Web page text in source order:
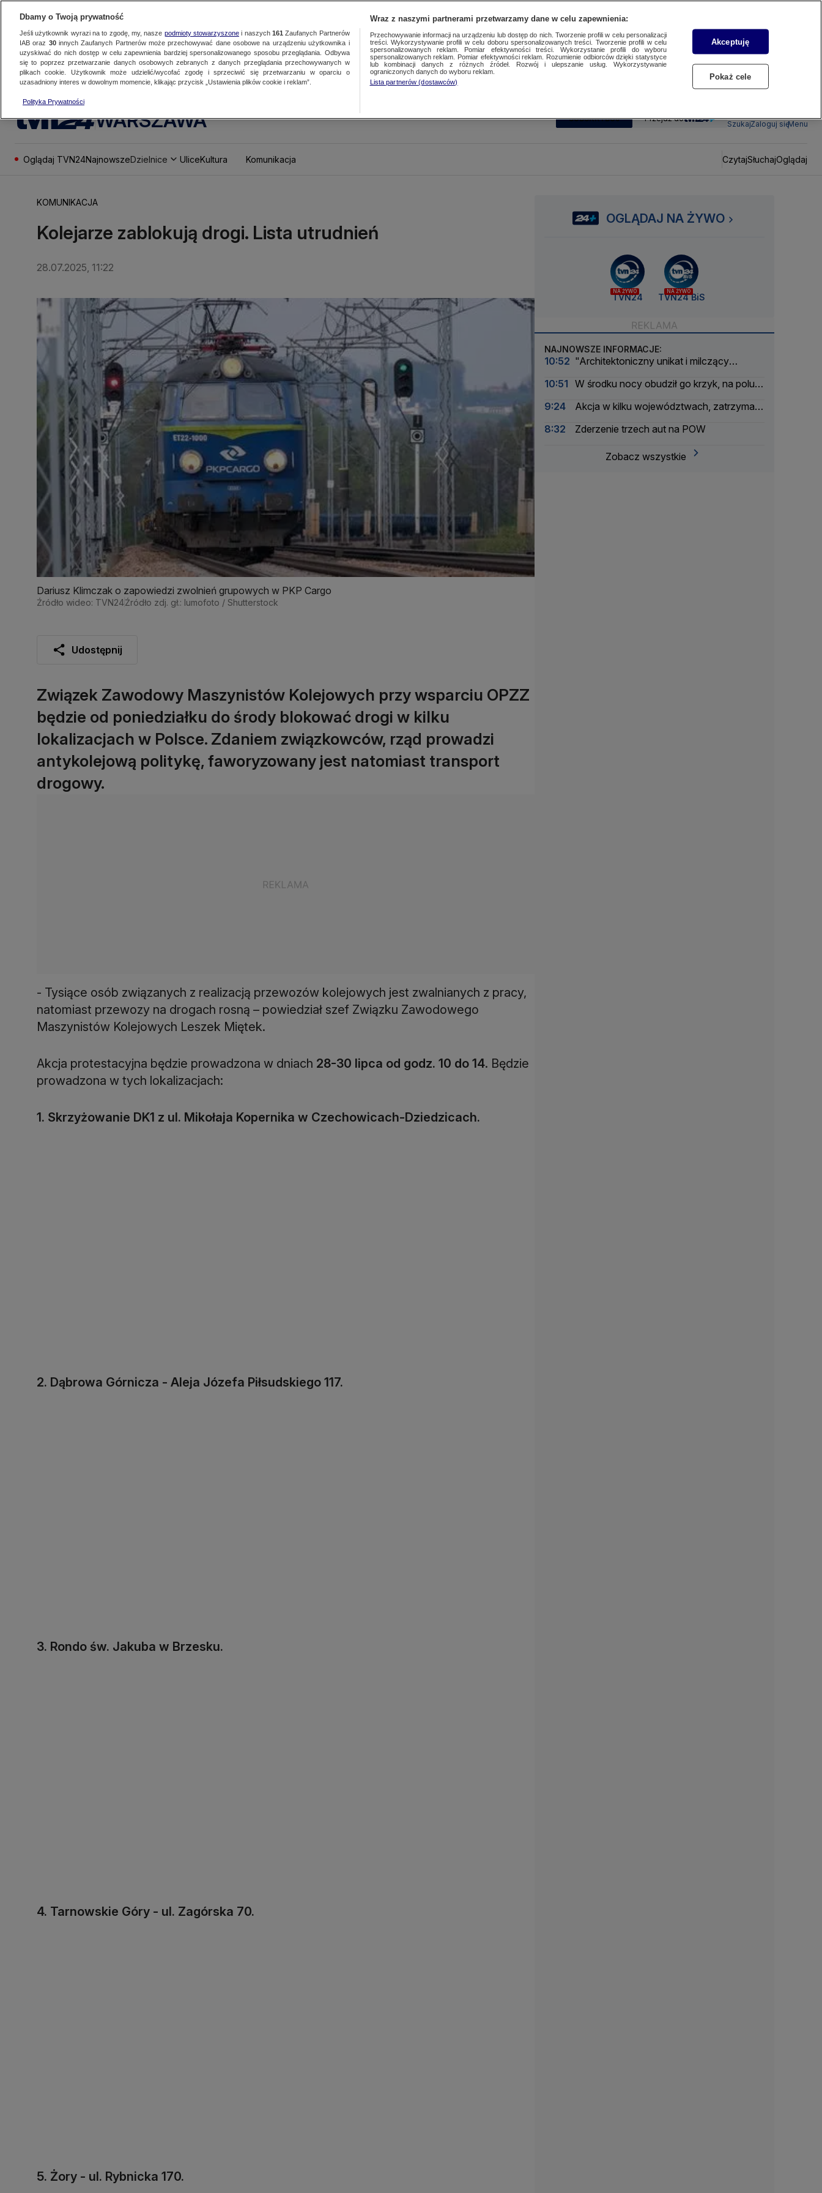
WARSZAWA SUBSKRYBUJ Przejdź do
SzukajZaloguj sięMenu
Oglądaj TVN24NajnowszeDzielnice UliceKultura Komunikacja CzytajSłuchajOglądaj
KOMUNIKACJA
Kolejarze zablokują drogi. Lista utrudnień
28.07.2025, 11:22
Dariusz Klimczak o zapowiedzi zwolnień grupowych w PKP Cargo
Źródło wideo: TVN24Źródło zdj. gł.: lumofoto / Shutterstock
Udostępnij
Związek Zawodowy Maszynistów Kolejowych przy wsparciu OPZZ
będzie od poniedziałku do środy blokować drogi w kilku
lokalizacjach w Polsce. Zdaniem związkowców, rząd prowadzi
antykolejową politykę, faworyzowany jest natomiast transport
drogowy.
- Tysiące osób związanych z realizacją przewozów kolejowych jest zwalnianych z pracy,
natomiast przewozy na drogach rosną – powiedział szef Związku Zawodowego
Maszynistów Kolejowych Leszek Miętek.
Akcja protestacyjna będzie prowadzona w dniach 28-30 lipca od godz. 10 do 14. Będzie
prowadzona w tych lokalizacjach:
1. Skrzyżowanie DK1 z ul. Mikołaja Kopernika w Czechowicach-Dziedzicach.
2. Dąbrowa Górnicza - Aleja Józefa Piłsudskiego 117.
3. Rondo św. Jakuba w Brzesku.
4. Tarnowskie Góry - ul. Zagórska 70.
5. Żory - ul. Rybnicka 170.
OGLĄDAJ NA ŻYWO
NA ŻYWO
TVN24
NA ŻYWO
TVN24 BiS
NAJNOWSZE INFORMACJE:
10:52 "Architektoniczny unikat i milczący
10:51 W środku nocy obudził go krzyk, na polu
9:24
Akcja w kilku województwach, zatrzymali
8:32
Zderzenie trzech aut na POW
Zobacz wszystkie
Dbamy o Twoją prywatność
Jeśli użytkownik wyrazi na to zgodę, my, nasze podmioty stowarzyszonei naszych 161 Zaufanych Partnerów
IAB oraz 30innych Zaufanych Partnerów może przechowywać dane osobowe na urządzeniu użytkownika i
uzyskiwać do nich dostęp w celu zapewnienia bardziej spersonalizowanego sposobu przeglądania. Odbywa
się to poprzez przetwarzanie danych osobowych zebranych z danych przeglądania przechowywanych w
plikach cookie. Użytkownik może udzielić/wycofać zgodę i sprzeciwić się przetwarzaniu w oparciu o
uzasadniony interes w dowolnym momencie, klikając przycisk „Ustawienia plików cookie i reklam”.
Polityka Prywatności
Wraz z naszymi partnerami przetwarzamy dane w celu zapewnienia:
Przechowywanie informacji na urządzeniu lub dostęp do nich. Tworzenie profili w celu personalizacji
treści. Wykorzystywanie profili w celu doboru spersonalizowanych treści. Tworzenie profili w celu
spersonalizowanych reklam. Pomiar efektywności treści. Wykorzystanie profili do wyboru
spersonalizowanych reklam. Pomiar efektywności reklam. Rozumienie odbiorców dzięki statystyce
lub kombinacji danych z różnych źródeł. Rozwój i ulepszanie usług. Wykorzystywanie
ograniczonych danych do wyboru reklam.
Lista partnerów (dostawców)
Akceptuję
Pokaż cele